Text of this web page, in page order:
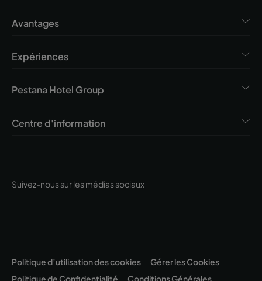
Suivez-nous sur les médias sociaux
Avantages
Expériences
Pestana Hotel Group
Centre d'information
Politique d’utilisation des cookies
Gérer les Cookies
Politique de Confidentialité
Conditions Générales